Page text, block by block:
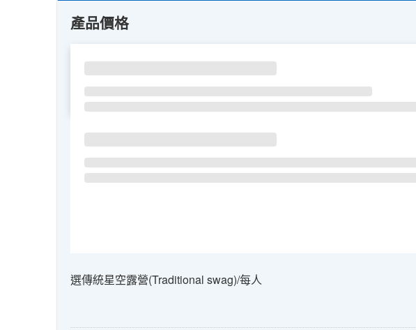
產品價格
SU MO TU WE
選傳統星空露營(Traditional swag)/每人